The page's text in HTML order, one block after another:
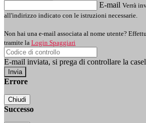
E-mail Verrà
all'indirizzo indicato con le istruzioni necessarie.
Non hai una e-mail associata al nome utente?
tramite la Login Spaggiari
E-mail inviata, si prega di controllare la
Errore
Chiudi
Successo